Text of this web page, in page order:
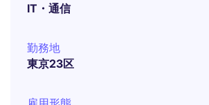
IT・通信
勤務地
東京23区